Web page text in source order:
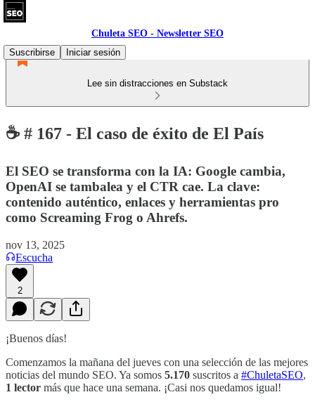
Chuleta SEO - Newsletter SEO
Suscribirse
Iniciar sesión
Lee sin distracciones en Substack
☕ # 167 - El caso de éxito de El País
El SEO se transforma con la IA: Google cambia,
OpenAI se tambalea y el CTR cae. La clave:
contenido auténtico, enlaces y herramientas pro
como Screaming Frog o Ahrefs.
nov 13, 2025
Escucha
2
¡Buenos días!
Comenzamos la mañana del jueves con una selección de las mejores
noticias del mundo SEO. Ya somos 5.170 suscritos a #ChuletaSEO,
1 lector más que hace una semana. ¡Casi nos quedamos igual!